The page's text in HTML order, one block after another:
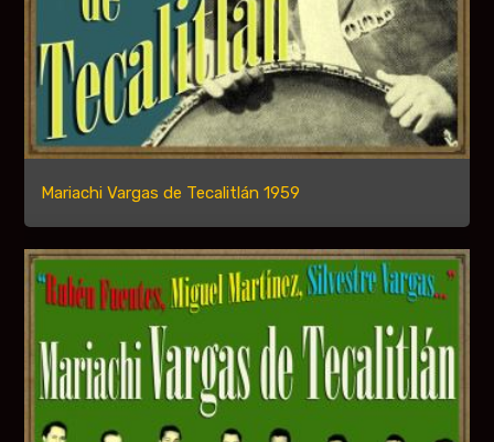
Mariachi Vargas de Tecalitlán 1959